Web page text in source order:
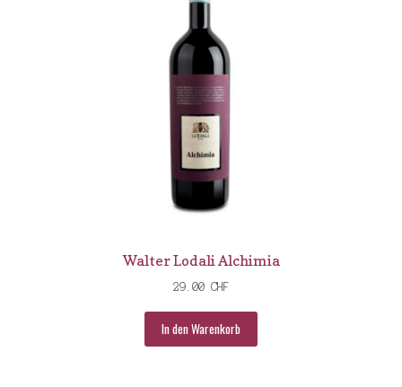
Walter Lodali Alchimia
29.00 CHF
In den Warenkorb